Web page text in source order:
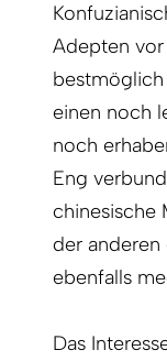
Adepten
einen noch
noch
Eng
chinesische
der
ebenfalls
Das